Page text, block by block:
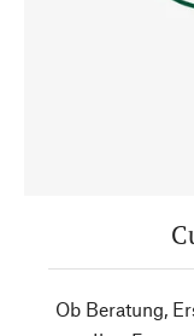
Ob Beratung,